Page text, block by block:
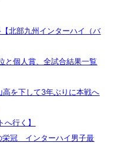
北部九州インターハイ（バ
個人賞、全試合結果一覧
を下して3年ぶりに本戦へ
行く】
栄冠 インターハイ男子最